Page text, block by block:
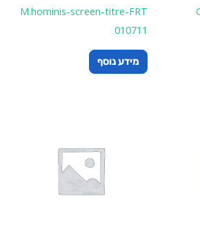
M.hominis-screen-titre-FRT
010711
מידע נוסף